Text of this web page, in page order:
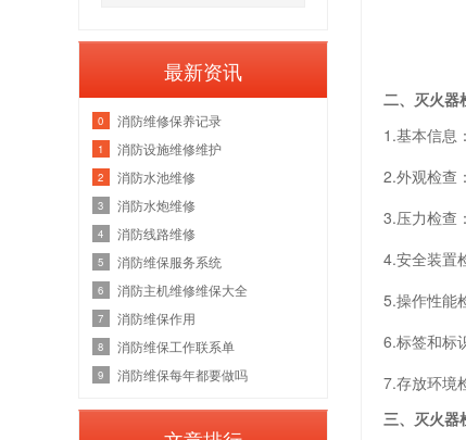
二、灭火器
1.基本信息
2.外观检查
3.压力检查
4.安全装置
5.操作性能
6.标签和标
7.存放环境
三、灭火器
最新资讯
0 消防维修保养记录
1 消防设施维修维护
2 消防水池维修
3 消防水炮维修
4 消防线路维修
5 消防维保服务系统
6 消防主机维修维保大全
7 消防维保作用
8 消防维保工作联系单
9 消防维保每年都要做吗